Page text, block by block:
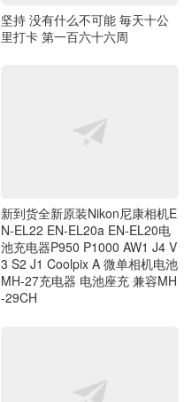
里打卡 第一百六十六周
池充电器P950 P1000 AW1 J4 V
3 S2 J1 Coolpix A 微单相机电池
MH-27充电器 电池座充 兼容MH
-29CH